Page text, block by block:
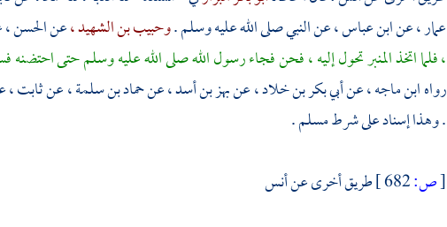
عمار ،عنابن عباس ،عن النبي صلى الله عليه وسلم .وحبيب بن الشهيد ،عنالحسن ،
، فلما اتخذ المنبر تحول إليه ، فحن فجاء رسول الله صلى الله عليه وسلم حتى
رواهابن ماجه ،عنأبي بكر بن خلاد ،عنبهز بن أسد ،عنحماد بن سلمة ،عنثابت ،
. وهذا إسناد على شرطمسلم.
[ص: طريق أخرى عنأنس